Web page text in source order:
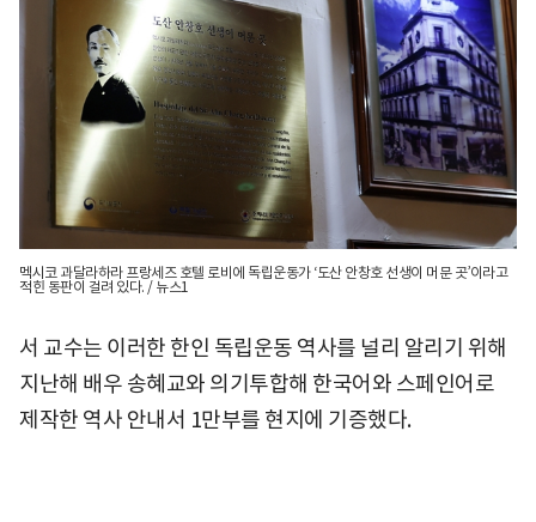
멕시코 과달라하라 프랑세즈 호텔 로비에 독립운동가 ‘도산 안창호 선생이 머문 곳’이라고
적힌 동판이 걸려 있다. / 뉴스1
서 교수는 이러한 한인 독립운동 역사를 널리 알리기 위해
지난해 배우 송혜교와 의기투합해 한국어와 스페인어로
제작한 역사 안내서 1만부를 현지에 기증했다.